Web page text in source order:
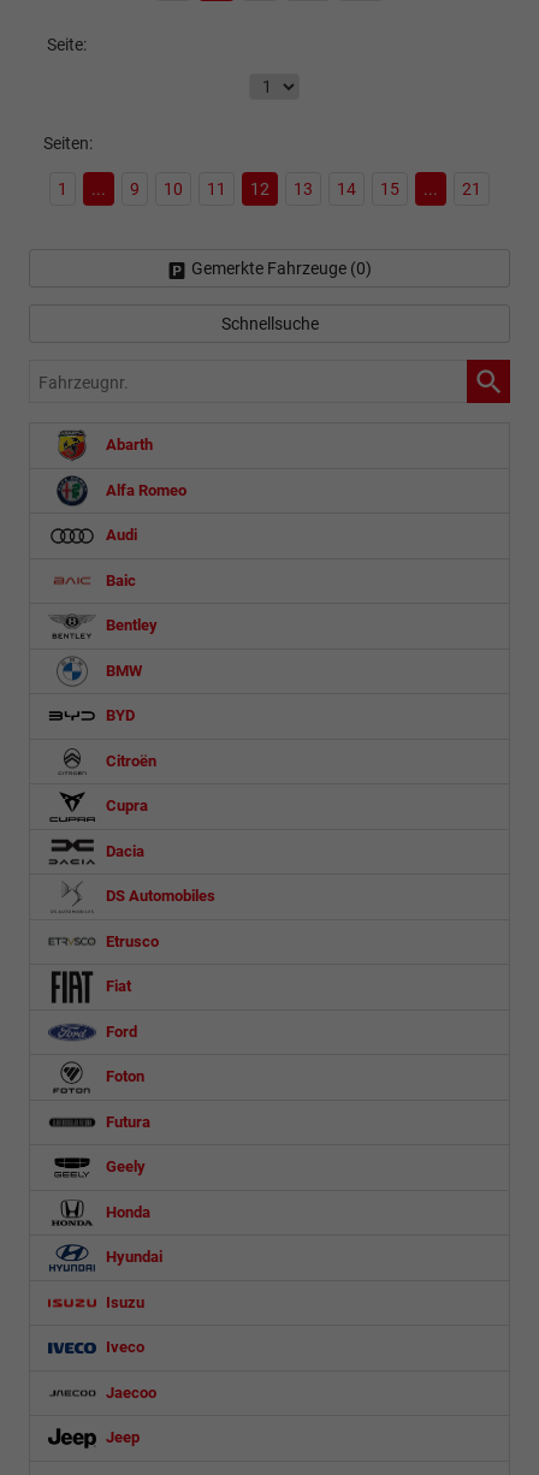
Seite:
Seiten:
1 ... 9 10 11 12 13 14 15 ... 21
Gemerkte Fahrzeuge (0)
Schnellsuche
Fahrzeugnr.
Abarth
Alfa Romeo
Audi
Baic
Bentley
BMW
BYD
Citroën
Cupra
Dacia
DS Automobiles
Etrusco
Fiat
Ford
Foton
Futura
Geely
Honda
Hyundai
Isuzu
Iveco
Jaecoo
Jeep